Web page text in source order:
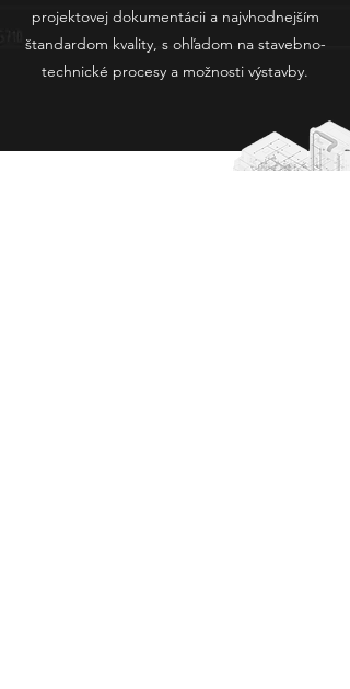
projektovej dokumentácii a najvhodnejším
štandardom kvality, s ohľadom na stavebno-
technické procesy a možnosti výstavby.